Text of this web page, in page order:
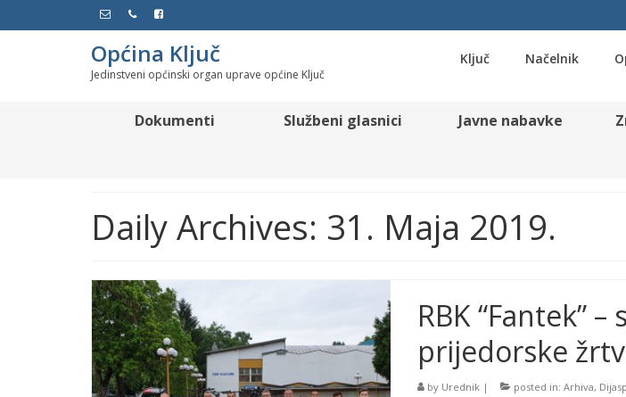
Općina Ključ
Jedinstveni općinski organ uprave općine Ključ
Ključ Načelnik
Dokumenti Službeni glasnici Javne nabavke
Daily Archives: 31. Maja 2019.
RBK “Fantek”
prijedorske
by Urednik| posted in: Arhiva,